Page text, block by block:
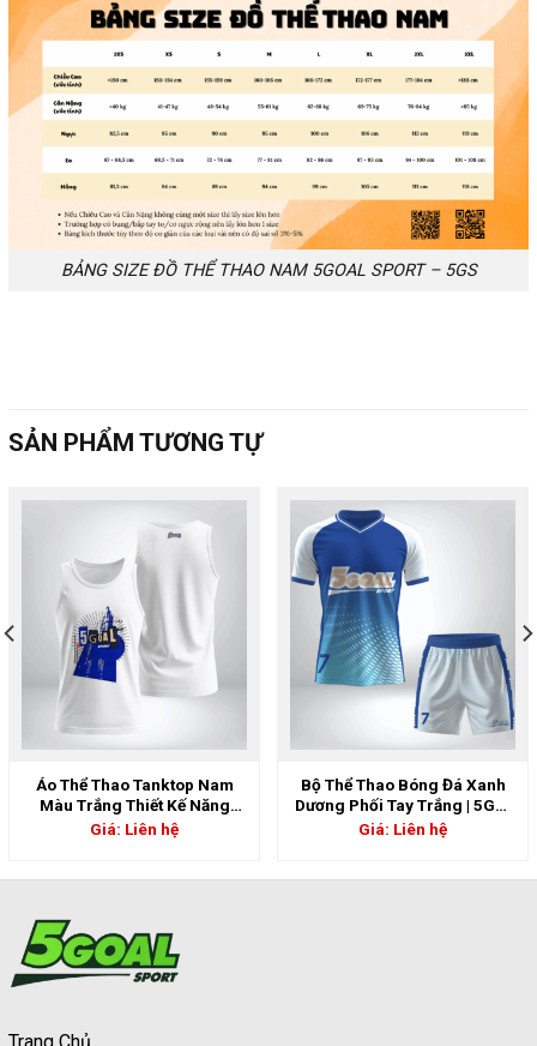
BẢNG SIZE ĐỒ THỂ THAO NAM 5GOAL SPORT – 5GS
SẢN PHẨM TƯƠNG TỰ
Áo Thể Thao Tanktop Nam
Màu Trắng Thiết Kế Năng
Động | 5GS-06807
Giá: Liên hệ
Bộ Thể Thao Bóng Đá Xanh
Dương Phối Tay Trắng | 5GS-
06798
Giá: Liên hệ